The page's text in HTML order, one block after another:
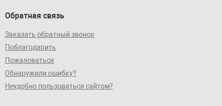
Обратная связь
Заказать обратный звонок
Поблагодарить
Пожаловаться
Обнаружили ошибку?
Неудобно пользоваться сайтом?